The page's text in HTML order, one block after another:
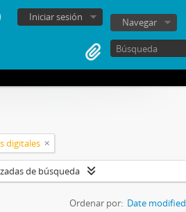
Iniciar sesión Navegar
digitales
de búsqueda
Ordenar por: Date modified